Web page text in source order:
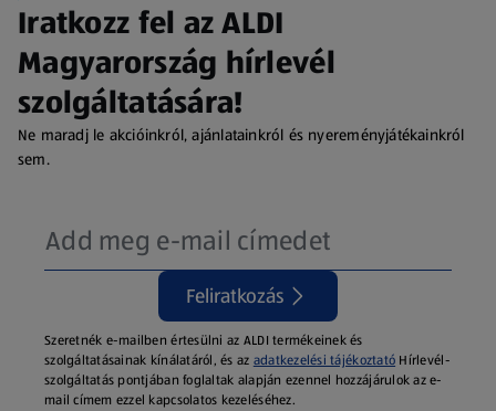
Iratkozz fel az ALDI
Magyarország hírlevél
szolgáltatására!
Ne maradj le akcióinkról, ajánlatainkról és nyereményjátékainkról
sem.
Feliratkozás
Szeretnék e-mailben értesülni az ALDI termékeinek és
szolgáltatásainak kínálatáról, és az adatkezelési tájékoztató Hírlevél-
szolgáltatás pontjában foglaltak alapján ezennel hozzájárulok az e-
mail címem ezzel kapcsolatos kezeléséhez.